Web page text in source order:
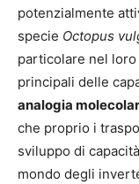
potenzialmente
specie Octopus
particolare nel
principali delle
analogia
che proprio i
sviluppo di
mondo degli